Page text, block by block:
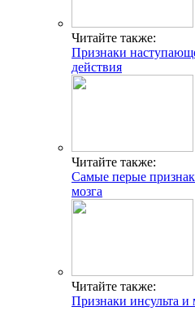
Читайте также:
Признаки
действия
Читайте также:
Самые перые
мозга
Читайте также:
Признаки инсульта